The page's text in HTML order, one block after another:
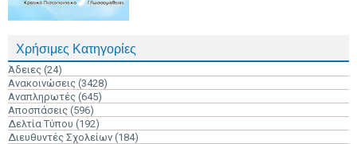
Χρήσιμες Κατηγορίες
Άδειες (24)
Ανακοινώσεις (3428)
Αναπληρωτές (645)
Αποσπάσεις (596)
Δελτία Τύπου (192)
Διευθυντές Σχολείων (184)